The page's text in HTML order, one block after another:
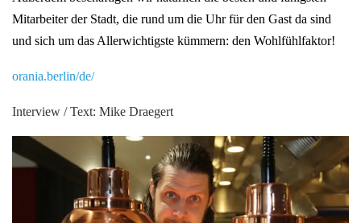
Mitarbeiter der Stadt, die rund um die Uhr für den Gast da sind
und sich um das Allerwichtigste kümmern: den Wohlfühlfaktor!
orania.berlin/de/
Interview / Text: Mike Draegert